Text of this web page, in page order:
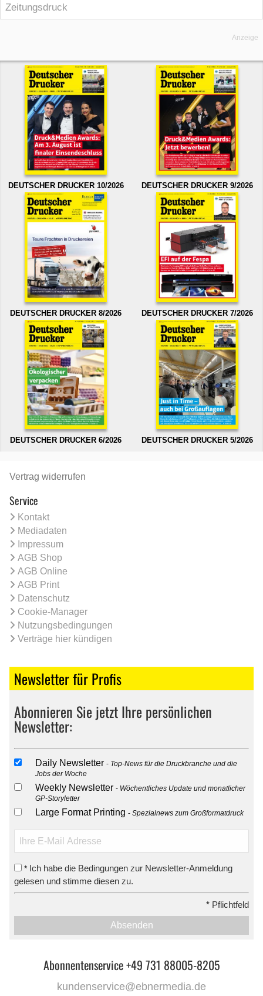
Zeitungsdruck
Anzeige
DEUTSCHER DRUCKER 10/2026 DEUTSCHER DRUCKER 9/2026
DEUTSCHER DRUCKER 8/2026 DEUTSCHER DRUCKER 7/2026
DEUTSCHER DRUCKER 6/2026 DEUTSCHER DRUCKER 5/2026
Vertrag widerrufen
Service
Kontakt
Mediadaten
Impressum
AGB Shop
AGB Online
AGB Print
Datenschutz
Cookie-Manager
Nutzungsbedingungen
Verträge hier kündigen
Newsletter für Profis
Abonnieren Sie jetzt Ihre persönlichen
Newsletter:
Daily Newsletter
Top-News für die Druckbranche und die
Jobs der Woche
Weekly Newsletter
Wöchentliches Update und monatlicher
GP-Storyletter
Large Format Printing Spezialnews zum Großformatdruck
* Ich habe die Bedingungen zur Newsletter-Anmeldung
gelesen und stimme diesen zu.
* Pflichtfeld
Absenden
Abonnentenservice +49 731 88005-8205
kundenservice@ebnermedia.de